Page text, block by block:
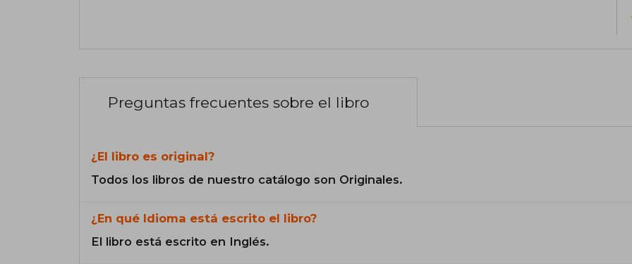
Preguntas frecuentes sobre el libro
¿El libro es original?
Todos los libros de nuestro catálogo son Originales.
¿En qué Idioma está escrito el libro?
El libro está escrito en Inglés.